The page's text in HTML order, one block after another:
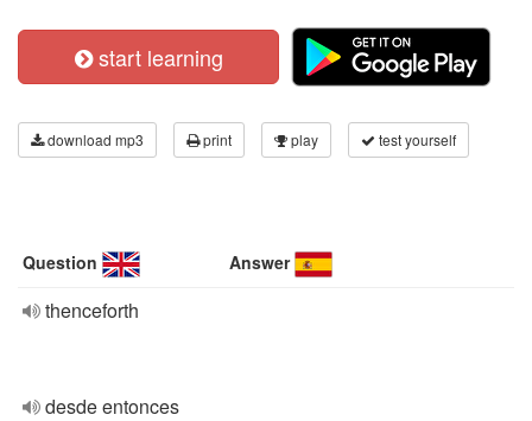
start learning
download mp3 print play test yourself
Question Answer
thenceforth
desde entonces